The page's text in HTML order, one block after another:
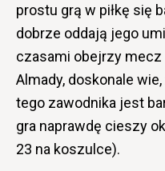
prostu grą w piłkę się
dobrze oddają jego
czasami obejrzy mecz
Almady, doskonale
tego zawodnika jest
gra naprawdę cieszy
23 na koszulce).